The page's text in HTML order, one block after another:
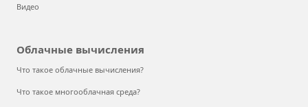
Видео
Облачные вычисления
Что такое облачные вычисления?
Что такое многооблачная среда?